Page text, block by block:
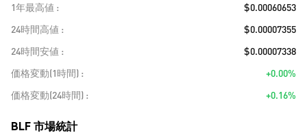
1年最高値
$0.00060653
24時間高値
$0.00007355
24時間安値
$0.00007338
価格変動(1時間)
+0.00%
価格変動(24時間)
+0.16%
BLF 市場統計